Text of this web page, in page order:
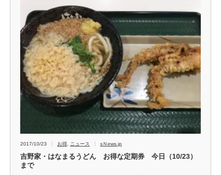
2017/10/23 お得 ニュース sＮews.jp
吉野家・はなまるうどん お得な定期券 今日（10/23）
まで